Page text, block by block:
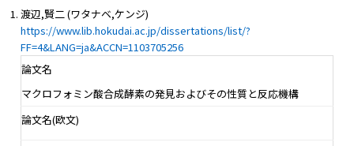
渡辺,賢二 (ワタナベ,ケンジ)
https://www.lib.hokudai.ac.jp/dissertations/list/?
FF=4&LANG=ja&ACCN=1103705256
論文名
マクロフォミン酸合成酵素の発見およびその性質と反応機構
論文名(欧文)